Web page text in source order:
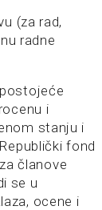
(za rad,
radne
i
stanju i
fond
članove
se u
ocene i